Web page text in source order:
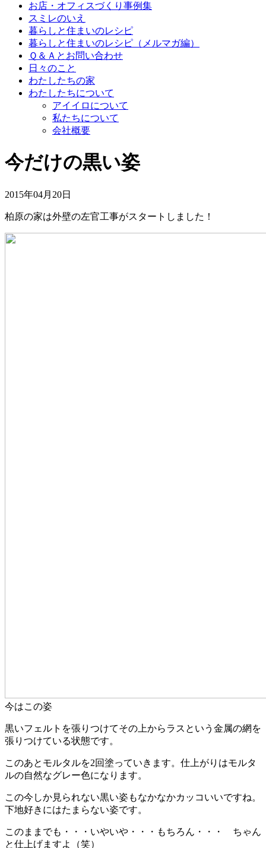
お店・オフィスづくり事例集
スミレのいえ
暮らしと住まいのレシピ
暮らしと住まいのレシピ（メルマガ編）
Ｑ＆Ａとお問い合わせ
日々のこと
わたしたちの家
わたしたちについて
アイイロについて
私たちについて
会社概要
今だけの黒い姿
2015年04月20日
柏原の家は外壁の左官工事がスタートしました！
今はこの姿
黒いフェルトを張りつけてその上からラスという金属の網を
張りつけている状態です。
このあとモルタルを2回塗っていきます。仕上がりはモルタ
ルの自然なグレー色になります。
この今しか見られない黒い姿もなかなかカッコいいですね。
下地好きにはたまらない姿です。
このままでも・・・いやいや・・・もちろん・・・ ちゃん
と仕上げますよ（笑）